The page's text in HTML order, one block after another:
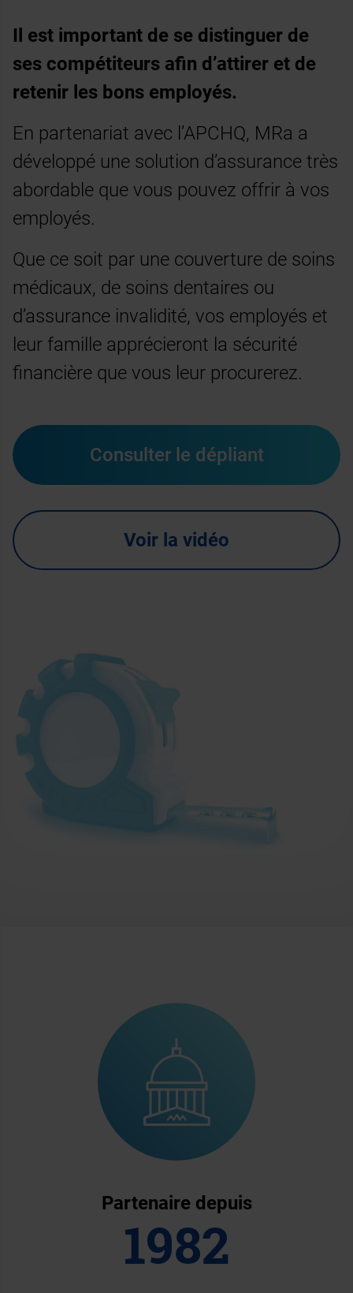
Il est important de se distinguer de
ses compétiteurs afin d’attirer et de
retenir les bons employés.
En partenariat avec l’APCHQ, MRa a
développé une solution d’assurance très
abordable que vous pouvez offrir à vos
employés.
Que ce soit par une couverture de soins
médicaux, de soins dentaires ou
d’assurance invalidité, vos employés et
leur famille apprécieront la sécurité
financière que vous leur procurerez.
Consulter le dépliant
Voir la vidéo
Partenaire depuis
1982